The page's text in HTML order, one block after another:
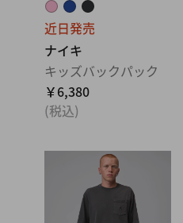
近日発売
ナイキ
キッズバックパック
￥6,380
(税込)